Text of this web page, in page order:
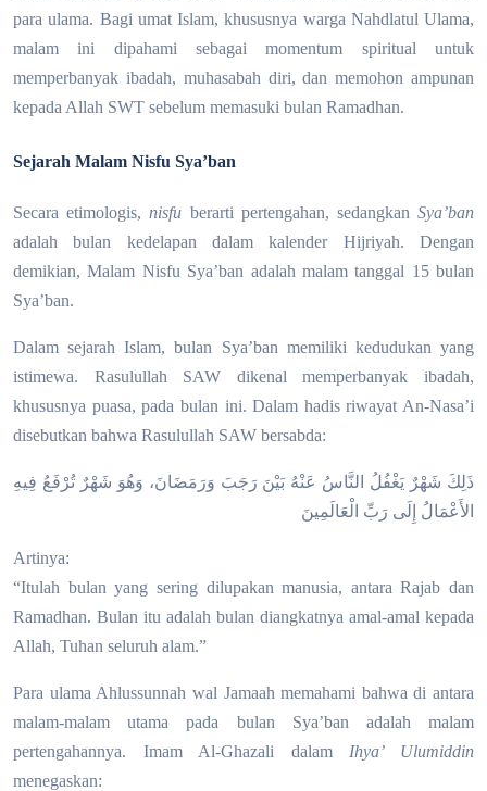
para ulama. Bagi umat Islam, khususnya warga Nahdlatul Ulama,
malam ini dipahami sebagai momentum spiritual untuk
memperbanyak ibadah, muhasabah diri, dan memohon ampunan
kepada Allah SWT sebelum memasuki bulan Ramadhan.
Sejarah Malam Nisfu Sya’ban
Secara etimologis,nisfu berarti pertengahan, sedangkanSya’ban
adalah bulan kedelapan dalam kalender Hijriyah. Dengan
demikian, Malam Nisfu Sya’ban adalah malam tanggal 15 bulan
Sya’ban.
Dalam sejarah Islam, bulan Sya’ban memiliki kedudukan yang
istimewa. Rasulullah SAW dikenal memperbanyak ibadah,
khususnya puasa, pada bulan ini. Dalam hadis riwayat An-Nasa’i
disebutkan bahwa Rasulullah SAW bersabda:
ذَلِكَ شَهْرٌ يَغْفُلُ النَّاسُ عَنْهُ بَيْنَ رَجَبَ وَرَمَضَانَ، وَهُوَ شَهْرٌ تُرْفَعُ فِيهِ
الأَعْمَالُ إِلَى رَبِّ الْعَالَمِينَ
Artinya:
“Itulah bulan yang sering dilupakan manusia, antara Rajab dan
Ramadhan. Bulan itu adalah bulan diangkatnya amal-amal kepada
Allah, Tuhan seluruh alam.”
Para ulama Ahlussunnah wal Jamaah memahami bahwa di antara
malam-malam utama pada bulan Sya’ban adalah malam
pertengahannya. Imam Al-Ghazali dalam Ihya’ Ulumiddin
menegaskan: